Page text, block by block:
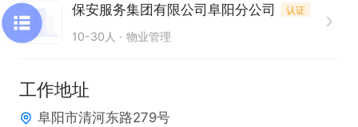
保安服务集团有限公司阜阳分公司 认证
10-30人 物业管理
工作地址
阜阳市清河东路279号